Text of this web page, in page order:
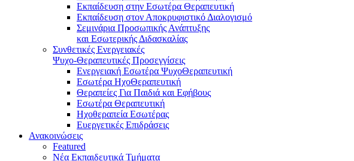
Εκπαίδευση στην Εσωτέρα Θεραπευτική
Εκπαίδευση στον Αποκρυφιστικό Διαλογισμό
Σεμινάρια Προσωπικής Ανάπτυξης
και Εσωτερικής Διδασκαλίας
Συνθετικές Ενεργειακές
Ψυχο-Θεραπευτικές Προσεγγίσεις
Ενεργειακή Εσωτέρα ΨυχοΘεραπευτική
Εσωτέρα ΗχοΘεραπευτική
Θεραπείες Για Παιδιά και Εφήβους
Εσωτέρα Θεραπευτική
Ηχοθεραπεία Εσωτέρας
Ευεργετικές Επιδράσεις
Ανακοινώσεις
Featured
Νέα Εκπαιδευτικά Τμήματα